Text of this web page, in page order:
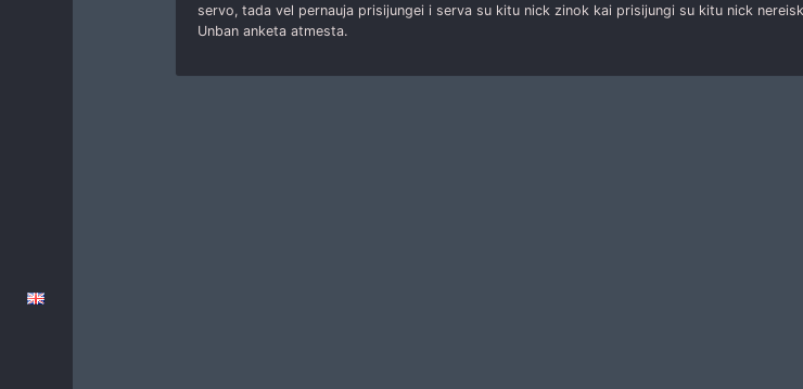
servo, tada vel pernauja prisijungei i serva su kitu nick zinok kai prisijungi su kitu nick
Unban anketa atmesta.